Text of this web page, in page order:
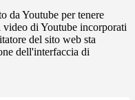
da Youtube per tenere
video di Youtube incorporati
del sito web sta
dell'interfaccia di